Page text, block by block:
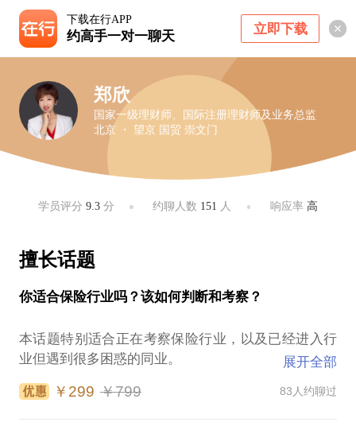
下载在行APP
约高手一对一聊天 立即下载
郑欣
国家一级理财师、国际注册理财师及业务总监
北京 ・ 望京 国贸 崇文门
学员评分9.3 分 约聊人数 151 人 响应率 高
擅长话题
你适合保险行业吗？该如何判断和考察？
本话题特别适合正在考察保险行业，以及已经进入行
业但遇到很多困惑的同业。
近年来很多优秀人才转型入保险行业，高收入、无限
展开全部
￥299 ￥799 83人约聊过